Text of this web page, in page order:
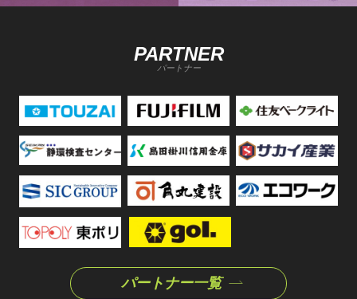
PARTNER
パートナー
パートナー一覧